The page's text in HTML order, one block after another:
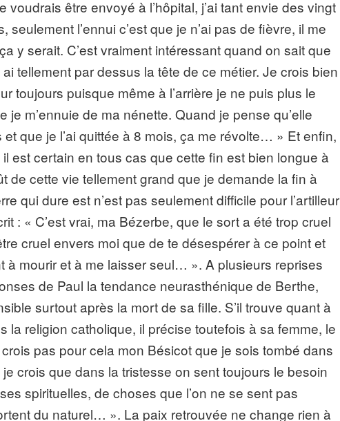
voudrais être envoyé à l’hôpital, j’ai tant envie des vingt
seulement l’ennui c’est que je n’ai pas de fièvre, il me
y serait. C’est vraiment intéressant quand on sait que
ai tellement par dessus la tête de ce métier. Je crois bien
toujours puisque même à l’arrière je ne puis plus le
je m’ennuie de ma nénette. Quand je pense qu’elle
que je l’ai quittée à 8 mois, ça me révolte… » Et enfin,
est certain en tous cas que cette fin est bien longue à
de cette vie tellement grand que je demande la fin à
qui dure est n’est pas seulement difficile pour l’artilleur
: « C’est vrai, ma Bézerbe, que le sort a été trop cruel
cruel envers moi que de te désespérer à ce point et
à mourir et à me laisser seul… ». A plusieurs reprises
de Paul la tendance neurasthénique de Berthe,
surtout après la mort de sa fille. S’il trouve quant à
la religion catholique, il précise toutefois à sa femme, le
pas pour cela mon Bésicot que je sois tombé dans
crois que dans la tristesse on sent toujours le besoin
spirituelles, de choses que l’on ne se sent pas
du naturel… ». La paix retrouvée ne change rien à